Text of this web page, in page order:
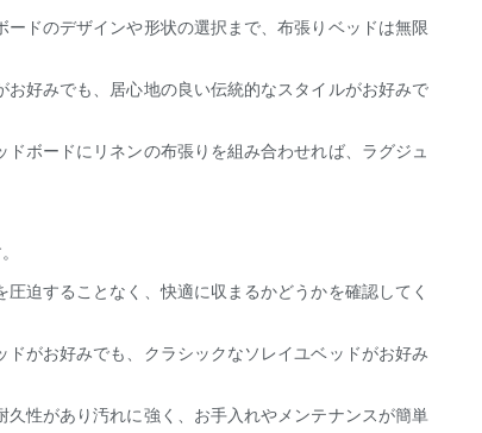
ドのデザインや形状の選択まで、布張りベッドは無限
好みでも、居心地の良い伝統的なスタイルがお好みで
ボードにリネンの布張りを組み合わせれば、ラグジュ
迫することなく、快適に収まるかどうかを確認してく
がお好みでも、クラシックなソレイユベッドがお好み
性があり汚れに強く、お手入れやメンテナンスが簡単